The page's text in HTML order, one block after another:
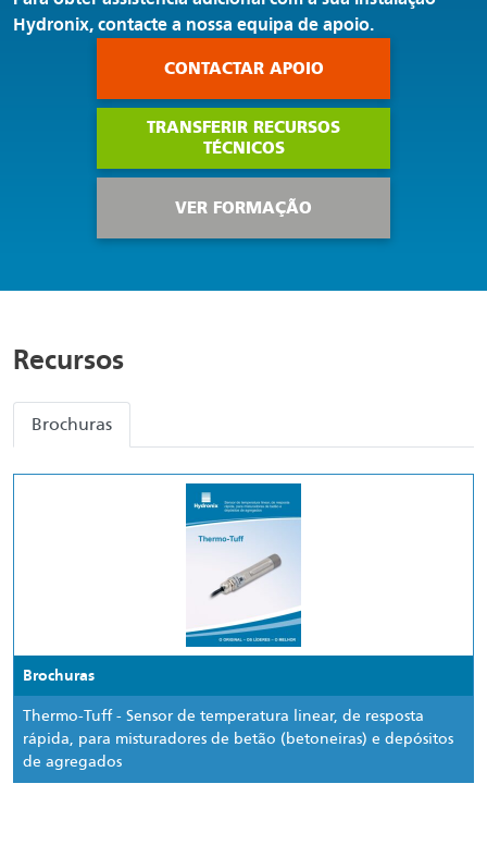
Hydronix, contacte a nossa equipa de apoio.
CONTACTAR APOIO
TRANSFERIR RECURSOS
TÉCNICOS
VER FORMAÇÃO
Recursos
Brochuras
Brochuras
Thermo-Tuff - Sensor de temperatura linear, de resposta
rápida, para misturadores de betão (betoneiras) e depósitos
de agregados